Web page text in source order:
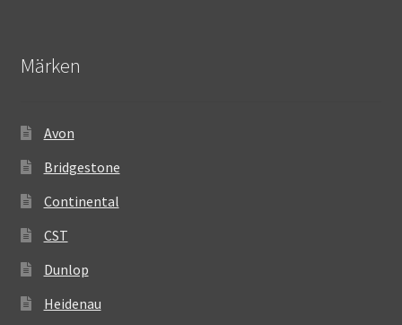
Märken
Avon
Bridgestone
Continental
CST
Dunlop
Heidenau